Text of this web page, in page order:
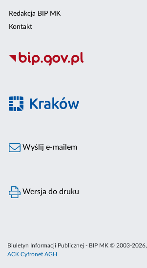
Redakcja BIP MK
Kontakt
Wyślij e-mailem
Wersja do druku
Biuletyn Informacji Publicznej - BIP MK © 2003-2026,
ACK Cyfronet AGH